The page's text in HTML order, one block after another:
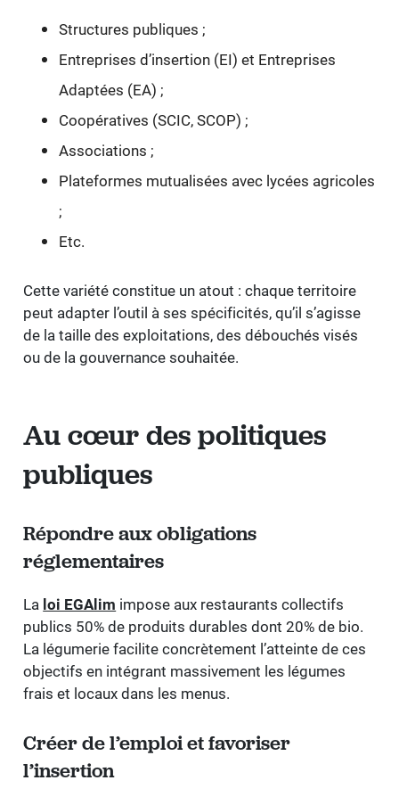
Structures publiques ;
Entreprises d’insertion (EI) et Entreprises
Adaptées (EA) ;
Coopératives (SCIC, SCOP) ;
Associations ;
Plateformes mutualisées avec lycées agricoles
;
Etc.
Cette variété constitue un atout : chaque territoire
peut adapter l’outil à ses spécificités, qu’il s’agisse
de la taille des exploitations, des débouchés visés
ou de la gouvernance souhaitée.
Au cœur des politiques
publiques
Répondre aux obligations
réglementaires
La loi EGAlim impose aux restaurants collectifs
publics 50% de produits durables dont 20% de bio.
La légumerie facilite concrètement l’atteinte de ces
objectifs en intégrant massivement les légumes
frais et locaux dans les menus.
Créer de l’emploi et favoriser
l’insertion